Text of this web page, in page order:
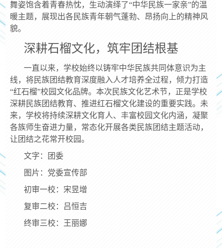
舞姿饱含着青春热忱，生动演绎了“中华民族一家亲”的温
暖主题，展现出各民族青年朝气蓬勃、昂扬向上的精神风
貌。
深耕石榴文化，筑牢团结根基
一直以来，学校始终以铸牢中华民族共同体意识为主
线，将民族团结教育深度融入人才培养全过程，倾力打造
“红石榴”校园文化品牌。本次民族文化艺术节，正是学校
深耕民族团结教育、推进红石榴文化建设的重要实践。未
来，学校将持续深耕文化育人、丰富校园文化内涵，凝聚
各族师生奋进力量，常态化开展各类民族团结主题活动，
让团结之花常开校园。
文字：团委
图片：党委宣传部
初审一校：宋昱增
复审二校：吕恒吉
终审三校：王丽娜